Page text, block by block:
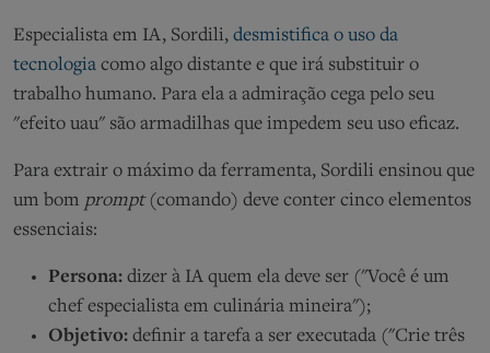
Especialista em IA, Sordili, desmistifica o uso da
tecnologia como algo distante e que irá substituir o
trabalho humano. Para ela a admiração cega pelo seu
"efeito uau" são armadilhas que impedem seu uso eficaz.
Para extrair o máximo da ferramenta, Sordili ensinou que
um bom prompt(comando) deve conter cinco elementos
essenciais:
Persona: dizer à IA quem ela deve ser ("Você é um
chef especialista em culinária mineira");
Objetivo: definir a tarefa a ser executada ("Crie três